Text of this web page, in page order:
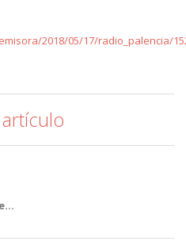
2018/05/17/radio_palencia/